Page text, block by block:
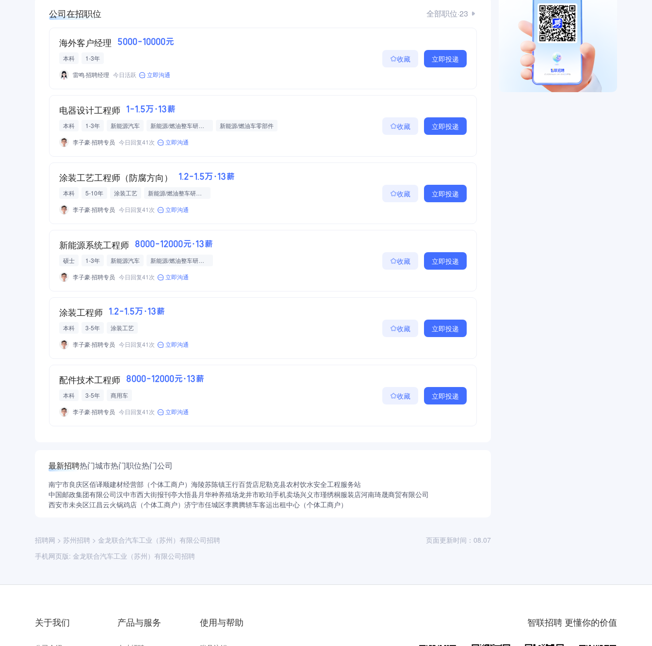
公司在招职位 全部职位·23
海外客户经理 5000-10000元
本科
1-3年
雷鸣·招聘经理 今日活跃 立即沟通
收藏 立即投递
电器设计工程师 1-1.5万·13薪
本科 1-3年 新能源汽车 新能源/燃油整车研发制造
新能源/燃油车零部件
李子豪·招聘专员 今日回复41次 立即沟通
收藏 立即投递
涂装工艺工程师（防腐方向） 1.2-1.5万·13薪
本科 5-10年 涂装工艺
新能源/燃油整车研发制造
李子豪·招聘专员 今日回复41次 立即沟通
收藏 立即投递
新能源系统工程师 8000-12000元·13薪
硕士 1-3年 新能源汽车
新能源/燃油整车研发制造
李子豪·招聘专员 今日回复41次 立即沟通
收藏 立即投递
涂装工程师 1.2-1.5万·13薪
本科 3-5年
涂装工艺
李子豪·招聘专员 今日回复41次 立即沟通
收藏 立即投递
配件技术工程师 8000-12000元·13薪
本科 3-5年
商用车
李子豪·招聘专员 今日回复41次 立即沟通
收藏 立即投递
最新招聘热门城市热门职位热门公司
南宁市良庆区佰译顺建材经营部（个体工商户） 海陵苏陈镇王行百货店尼勒克县农村饮水安全工程服务站
中国邮政集团有限公司汉中市西大街报刊亭大悟县月华种养殖场龙井市欧珀手机卖场兴义市瑾绣桐服装店河南琦晟商贸有限公司
西安市未央区江昌云火锅鸡店（个体工商户） 济宁市任城区李腾腾轿车客运出租中心（个体工商户）
招聘网 > 苏州招聘 > 金龙联合汽车工业（苏州）有限公司招聘
手机网页版: 金龙联合汽车工业（苏州）有限公司招聘
页面更新时间：08.07
关于我们 产品与服务 使用与帮助 智联招聘 更懂你的价值